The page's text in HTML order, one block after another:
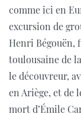
comme ici en
excursion de
Henri Bégouën,
toulousaine de
le découvreur,
en Ariège, et de
mort d’Émile